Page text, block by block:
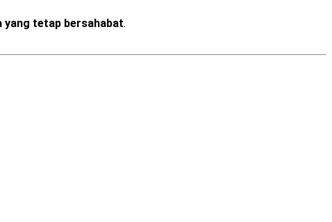
yang tetap bersahabat.